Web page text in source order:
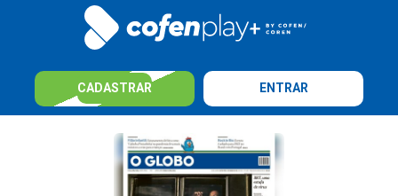
CADASTRAR ENTRAR